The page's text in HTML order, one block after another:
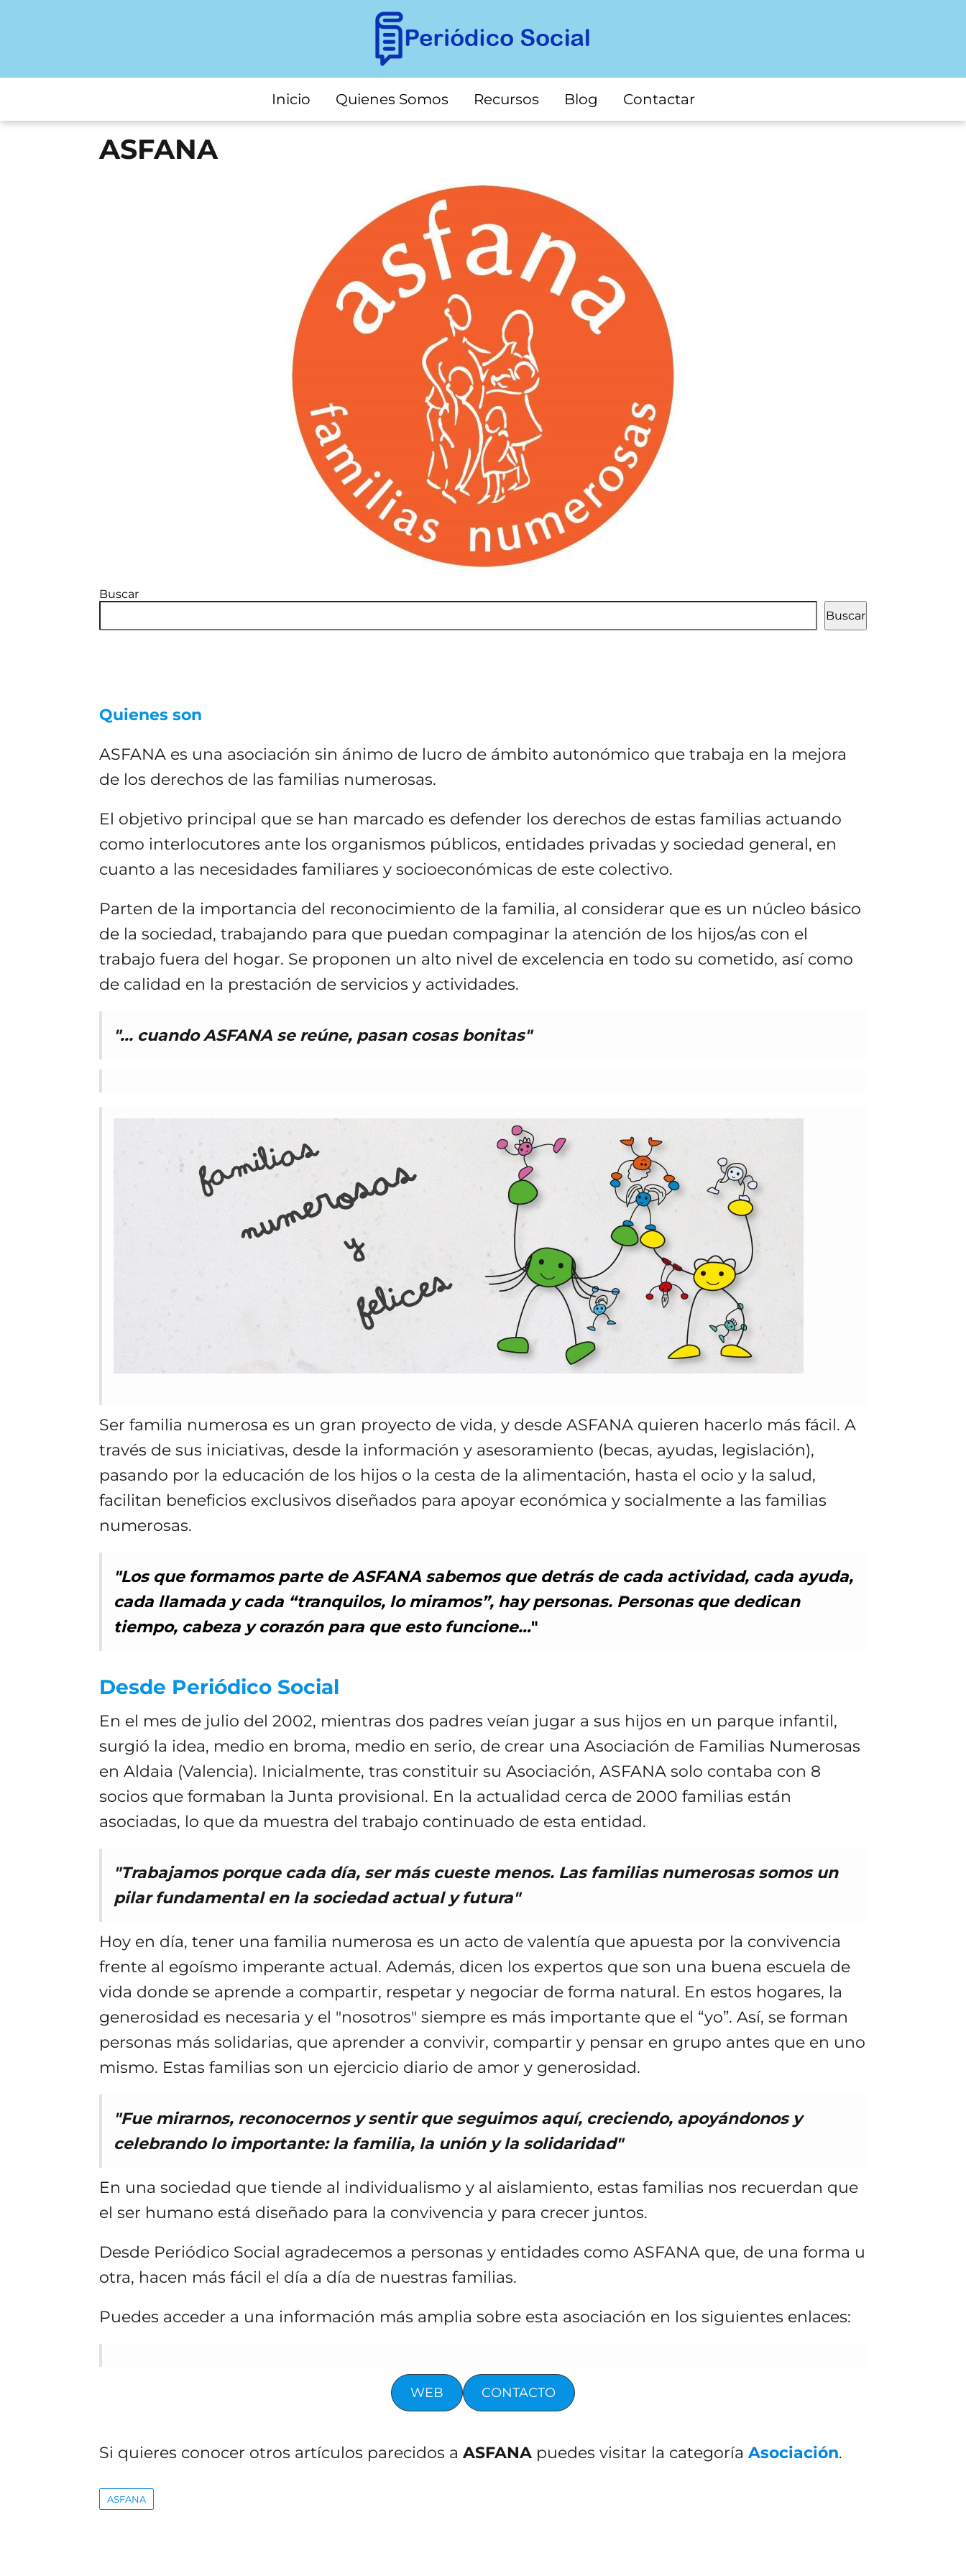
Inicio Quienes Somos Recursos Blog Contactar
ASFANA
Buscar
Buscar
Quienes son
ASFANA es una asociación sin ánimo de lucro de ámbito autonómico que trabaja en la mejora
de los derechos de las familias numerosas.
El objetivo principal que se han marcado es defender los derechos de estas familias actuando
como interlocutores ante los organismos públicos, entidades privadas y sociedad general, en
cuanto a las necesidades familiares y socioeconómicas de este colectivo.
Parten de la importancia del reconocimiento de la familia, al considerar que es un núcleo básico
de la sociedad, trabajando para que puedan compaginar la atención de los hijos/as con el
trabajo fuera del hogar. Se proponen un alto nivel de excelencia en todo su cometido, así como
de calidad en la prestación de servicios y actividades.
"... cuando ASFANA se reúne, pasan cosas bonitas"
Ser familia numerosa es un gran proyecto de vida, y desde ASFANA quieren hacerlo más fácil. A
través de sus iniciativas, desde la información y asesoramiento (becas, ayudas, legislación),
pasando por la educación de los hijos o la cesta de la alimentación, hasta el ocio y la salud,
facilitan beneficios exclusivos diseñados para apoyar económica y socialmente a las familias
numerosas.
"Los que formamos parte de ASFANA sabemos que detrás de cada actividad, cada ayuda,
cada llamada y cada “tranquilos, lo miramos”, hay personas. Personas que dedican
tiempo, cabeza y corazón para que esto funcione…"
Desde Periódico Social
En el mes de julio del 2002, mientras dos padres veían jugar a sus hijos en un parque infantil,
surgió la idea, medio en broma, medio en serio, de crear una Asociación de Familias Numerosas
en Aldaia (Valencia). Inicialmente, tras constituir su Asociación, ASFANA solo contaba con 8
socios que formaban la Junta provisional. En la actualidad cerca de 2000 familias están
asociadas, lo que da muestra del trabajo continuado de esta entidad.
"Trabajamos porque cada día, ser más cueste menos. Las familias numerosas somos un
pilar fundamental en la sociedad actual y futura"
Hoy en día, tener una familia numerosa es un acto de valentía que apuesta por la convivencia
frente al egoísmo imperante actual. Además, dicen los expertos que son una buena escuela de
vida donde se aprende a compartir, respetar y negociar de forma natural. En estos hogares, la
generosidad es necesaria y el "nosotros" siempre es más importante que el “yo”. Así, se forman
personas más solidarias, que aprender a convivir, compartir y pensar en grupo antes que en uno
mismo. Estas familias son un ejercicio diario de amor y generosidad.
"Fue mirarnos, reconocernos y sentir que seguimos aquí, creciendo, apoyándonos y
celebrando lo importante: la familia, la unión y la solidaridad"
En una sociedad que tiende al individualismo y al aislamiento, estas familias nos recuerdan que
el ser humano está diseñado para la convivencia y para crecer juntos.
Desde Periódico Social agradecemos a personas y entidades como ASFANA que, de una forma u
otra, hacen más fácil el día a día de nuestras familias.
Puedes acceder a una información más amplia sobre esta asociación en los siguientes enlaces:
WEB CONTACTO
Si quieres conocer otros artículos parecidos a ASFANA puedes visitar la categoría Asociación.
ASFANA